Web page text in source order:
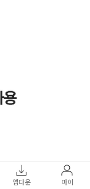
앱다운 마이